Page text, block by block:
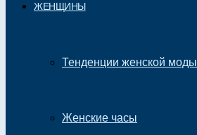
ЖЕНЩИНЫ
Тенденции женской моды
Женские часы